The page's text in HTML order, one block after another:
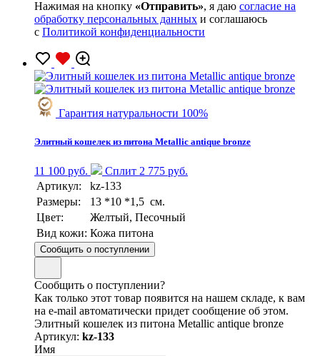
Нажимая на кнопку «Отправить», я даю согласие на
обработку персональных данных и соглашаюсь
с Политикой конфиденциальности
Гарантия натуральности 100%
Элитный кошелек из питона Metallic antique bronze
11 100 руб.
Сплит 2 775 руб.
Артикул:
kz-133
Размеры:
13 *10 *1,5 см.
Цвет:
Желтый, Песочный
Вид кожи: Кожа питона
Сообщить о поступлении
Сообщить о поступлении?
Как только этот товар появится на нашем складе, к вам
на e-mail автоматически придет сообщение об этом.
Элитный кошелек из питона Metallic antique bronze
Артикул: kz-133
Имя